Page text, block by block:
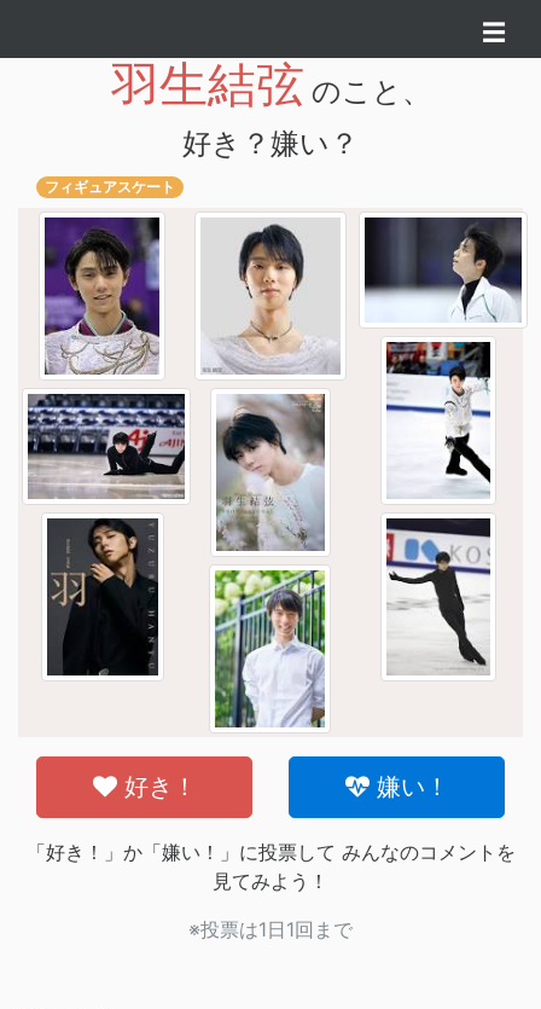
☰
羽生結弦 のこと、
好き？嫌い？
フィギュアスケート
好き！ 嫌い！
「好き！」か「嫌い！」に投票して みんなのコメントを
見てみよう！
※投票は1日1回まで